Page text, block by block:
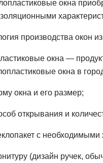
окна
производства окон
окна —
окна в
окна и его размер;
открывания и
с
(дизайн ручек,